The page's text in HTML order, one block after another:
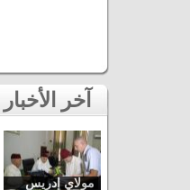
مولاي إدريس